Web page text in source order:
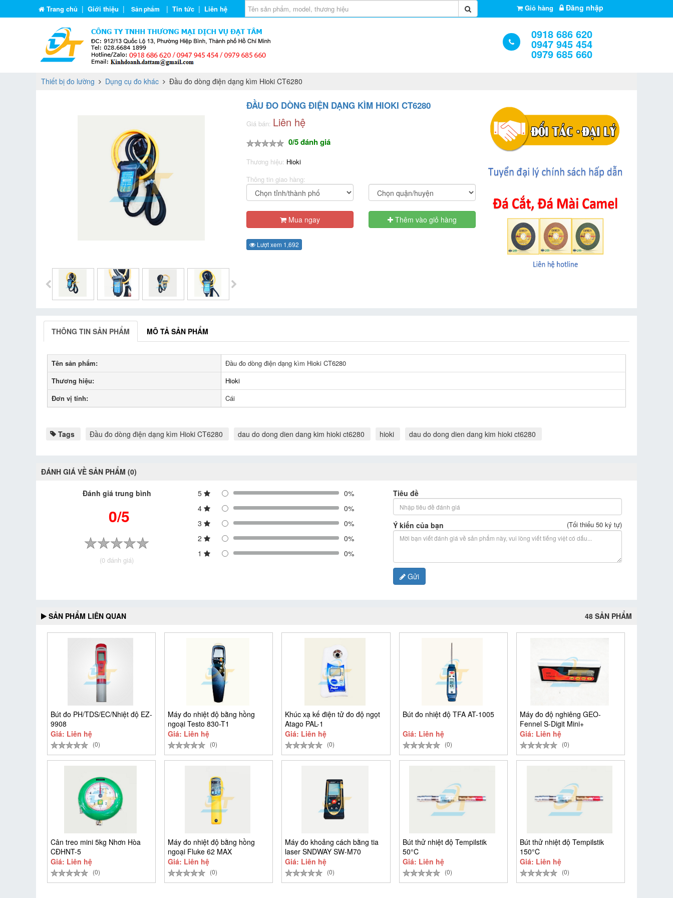
Trang chủ | Giới thiệu | Sản phẩm | Tin tức | Liên hệ Giỏ hàng Đăng nhập
0918 686 620
0947 945 454
0979 685 660
Thiết bị đo lường Dụng cụ đo khác Đầu đo dòng điện dạng kìm Hioki CT6280
ĐẦU ĐO DÒNG ĐIỆN DẠNG KÌM HIOKI CT6280
Giá bán: Liên hệ
0/5 đánh giá
Thương hiệu: Hioki
Thông tin giao hàng:
Mua ngay Thêm vào giỏ hàng
Lượt xem 1,692
THÔNG TIN SẢN PHẨM MÔ TẢ SẢN PHẨM
Tên sản phẩm:
Đầu đo dòng điện dạng kìm Hioki CT6280
Thương hiệu:
Hioki
Đơn vị tính:
Cái
Tags Đầu đo dòng điện dạng kìm Hioki CT6280 dau do dong dien dang kim hioki ct6280 hioki dau do dong dien dang kim hioki ct6280
ĐÁNH GIÁ VỀ SẢN PHẨM (0)
Đánh giá trung bình
0/5
(0 đánh giá)
5
0%
4
0%
3
0%
2
0%
1
0%
Tiêu đề
Ý kiến của bạn (Tối thiểu 50 ký tự)
Gửi
SẢN PHẨM LIÊN QUAN 48 SẢN PHẨM
Bút đo PH/TDS/EC/Nhiệt độ EZ-
9908
Giá: Liên hệ
(0)
Máy đo nhiệt độ bằng hồng
ngoại Testo 830-T1
Giá: Liên hệ
(0)
Khúc xạ kế điện tử đo độ ngọt
Atago PAL-1
Giá: Liên hệ
(0)
Bút đo nhiệt độ TFA AT-1005
Giá: Liên hệ
(0)
Máy đo độ nghiêng GEO-
Fennel S-Digit Mini+
Giá: Liên hệ
(0)
Cân treo mini 5kg Nhơn Hòa
CĐHNT-5
Giá: Liên hệ
(0)
Máy đo nhiệt độ bằng hồng
ngoại Fluke 62 MAX
Giá: Liên hệ
(0)
Máy đo khoảng cách bằng tia
laser SNDWAY SW-M70
Giá: Liên hệ
(0)
Bút thử nhiệt độ Tempilstik
50°C
Giá: Liên hệ
(0)
Bút thử nhiệt độ Tempilstik
150°C
Giá: Liên hệ
(0)